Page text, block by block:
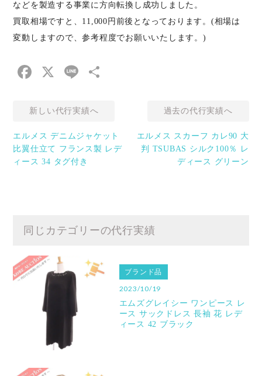
などを製造する事業に方向転換し成功しました。
買取相場ですと、11,000円前後となっております。(相場は
変動しますので、参考程度でお願いいたします。)
Facebook
X Line
新しい代行実績へ
エルメス デニムジャケット
比翼仕立て フランス製 レデ
ィース 34 タグ付き
過去の代行実績へ
エルメス スカーフ カレ90 大
判 TSUBAS シルク100％ レ
ディース グリーン
同じカテゴリーの代行実績
ブランド品
2023/10/19
エムズグレイシー ワンピース レ
ース サックドレス 長袖 花 レデ
ィース 42 ブラック